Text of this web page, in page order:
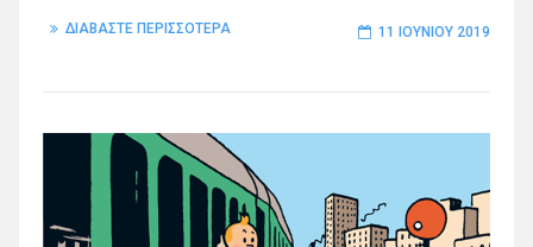
ΔΙΑΒΑΣΤΕ ΠΕΡΙΣΣΟΤΕΡΑ 11 ΙΟΥΝΊΟΥ 2019